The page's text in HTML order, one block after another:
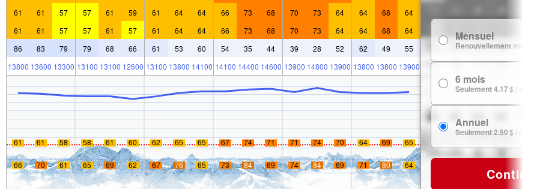
61 61 57 57 61 59 61 64 64 66 73 68 70 73 64 64 68 64
61 61 57 57 61 57 61 64 64 66 73 68 70 73 64 64 68 64
86 83 79 79 68 66 61 53 60 54 35 44 39 28 52 62 49 55
13800 13600 13300 13100 13100 12600 13100 13800 14100 14100 14400 14600 13900 14800 13900 13800 13800 13900
61 61 58 58 61 60 62 65 65 67 74 71 71 74 70 64 69 65
66 70 61 65 69 62 67 76 65 73 84 69 74 84 69 71 80 64
Mensuel
Renouvellement mensuel
6 mois
Seulement 4.17 $ / mois
Annuel
Seulement 2.50 $ / mois
Continuer